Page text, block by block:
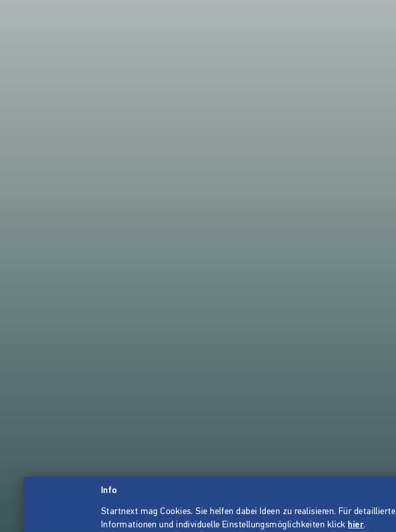
Info
Startnext mag Cookies. Sie helfen dabei Ideen zu realisieren. Für detaillierte
Informationen und individuelle Einstellungsmöglichkeiten klick hier.